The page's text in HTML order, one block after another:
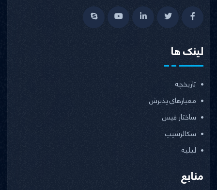
لینک ها
تاریخچه
معیارهای پذیرش
ساختار فیس
سکالرشیپ
لیلیه
منابع